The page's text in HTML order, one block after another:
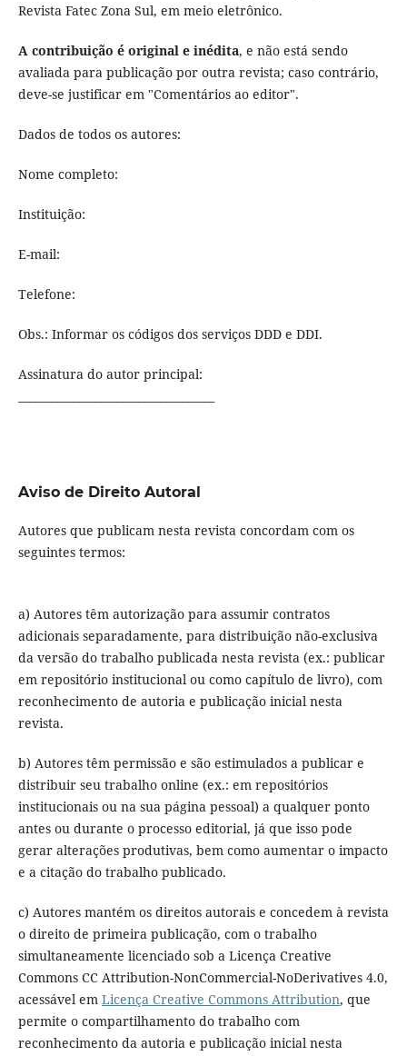
Revista Fatec Zona Sul, em meio eletrônico.
A contribuição é original e inédita, e não está sendo
avaliada para publicação por outra revista; caso contrário,
deve-se justificar em "Comentários ao editor".
Dados de todos os autores:
Nome completo:
Instituição:
E-mail:
Telefone:
Obs.: Informar os códigos dos serviços DDD e DDI.
Assinatura do autor principal:
Aviso de Direito Autoral
Autores que publicam nesta revista concordam com os
seguintes termos:
a) Autores têm autorização para assumir contratos
adicionais separadamente, para distribuição não-exclusiva
da versão do trabalho publicada nesta revista (ex.: publicar
em repositório institucional ou como capítulo de livro), com
reconhecimento de autoria e publicação inicial nesta
revista.
b) Autores têm permissão e são estimulados a publicar e
distribuir seu trabalho online (ex.: em repositórios
institucionais ou na sua página pessoal) a qualquer ponto
antes ou durante o processo editorial, já que isso pode
gerar alterações produtivas, bem como aumentar o impacto
e a citação do trabalho publicado.
c) Autores mantém os direitos autorais e concedem à revista
o direito de primeira publicação, com o trabalho
simultaneamente licenciado sob a Licença Creative
Commons CC Attribution-NonCommercial-NoDerivatives 4.0,
acessável em Licença Creative Commons Attribution, que
permite o compartilhamento do trabalho com
reconhecimento da autoria e publicação inicial nesta